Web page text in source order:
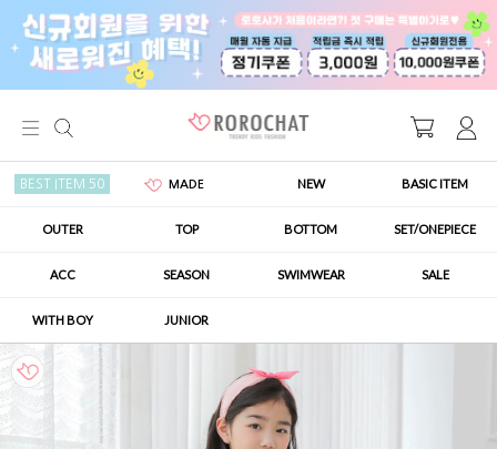
BEST ITEM 50 MADE NEW BASIC ITEM
OUTER TOP BOTTOM SET/ONEPIECE
ACC SEASON SWIMWEAR SALE
WITH BOY JUNIOR